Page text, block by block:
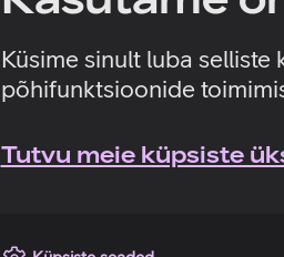
Küsime sinult luba
põhifunktsioonide
Tutvu meie küpsiste